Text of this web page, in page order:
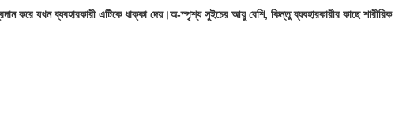
করে যখন ব্যবহারকারী এটিকে ধাক্কা দেয়।অ-স্পৃশ্য সুইচের আয়ু বেশি, কিন্তু ব্যবহারকারীর কাছে